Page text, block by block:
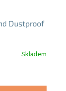
Dustproof
Skladem